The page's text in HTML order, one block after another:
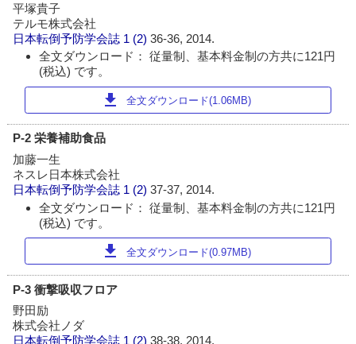
平塚貴子
テルモ株式会社
日本転倒予防学会誌 1 (2)36-36, 2014.
全文ダウンロード： 従量制、基本料金制の方共に121円
(税込) です。
download 全文ダウンロード(1.06MB)
P-2 栄養補助食品
加藤一生
ネスレ日本株式会社
日本転倒予防学会誌 1 (2)37-37, 2014.
全文ダウンロード： 従量制、基本料金制の方共に121円
(税込) です。
download 全文ダウンロード(0.97MB)
P-3 衝撃吸収フロア
野田励
株式会社ノダ
日本転倒予防学会誌 1 (2)38-38, 2014.